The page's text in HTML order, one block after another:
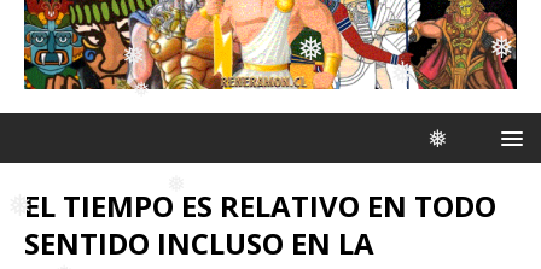
❅
❅
❅ ❅
❅
❅
EL TIEMPO ES RELATIVO EN TODO
SENTIDO INCLUSO EN LA